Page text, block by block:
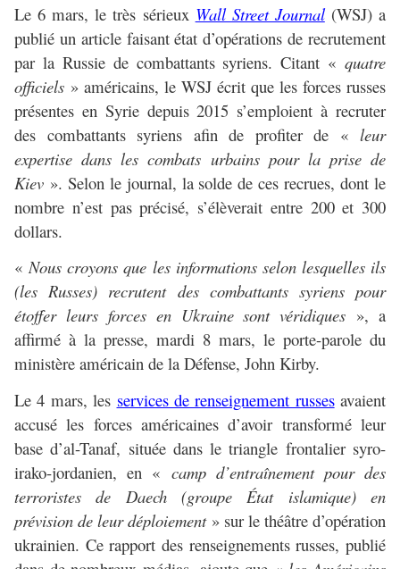
Le 6 mars, le très sérieux Wall Street Journal (WSJ) a
publié un article faisant état d’opérations de recrutement
par la Russie de combattants syriens. Citant « quatre
officiels » américains, le WSJ écrit que les forces russes
présentes en Syrie depuis 2015 s’emploient à recruter
des combattants syriens afin de profiter de « leur
expertise dans les combats urbains pour la prise de
Kiev ». Selon le journal, la solde de ces recrues, dont le
nombre n’est pas précisé, s’élèverait entre 200 et 300
dollars.
«Nous croyons que les informations selon lesquelles ils
(les Russes) recrutent des combattants syriens pour
étoffer leurs forces en Ukraine sont véridiques », a
affirmé à la presse, mardi 8 mars, le porte-parole du
ministère américain de la Défense, John Kirby.
Le 4 mars, les services de renseignement russes avaient
accusé les forces américaines d’avoir transformé leur
base d’al-Tanaf, située dans le triangle frontalier syro-
irako-jordanien, en « camp d’entraînement pour des
terroristes de Daech (groupe État islamique) en
prévision de leur déploiement» sur le théâtre d’opération
ukrainien. Ce rapport des renseignements russes, publié